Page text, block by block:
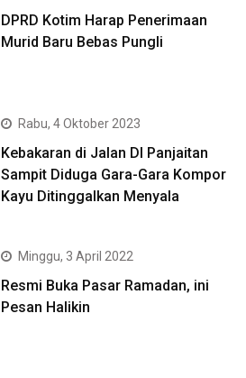
DPRD Kotim Harap Penerimaan
Murid Baru Bebas Pungli
Rabu, 4 Oktober 2023
Kebakaran di Jalan DI Panjaitan
Sampit Diduga Gara-Gara Kompor
Kayu Ditinggalkan Menyala
Minggu, 3 April 2022
Resmi Buka Pasar Ramadan, ini
Pesan Halikin